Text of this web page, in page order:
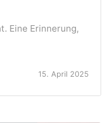
Eine Erinnerung,
15. April 2025